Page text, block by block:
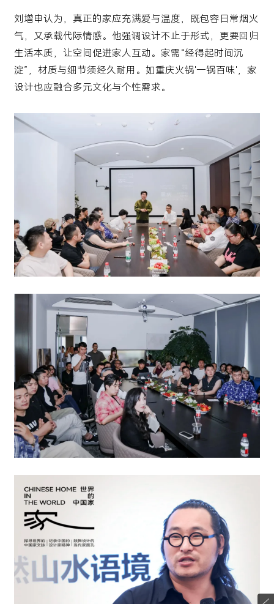
刘增申认为，真正的家应充满爱与温度，既包容日常烟火
气，又承载代际情感。他强调设计不止于形式，更要回归
生活本质，让空间促进家人互动。家需“经得起时间沉
淀”，材质与细节须经久耐用。如重庆火锅'一锅百味'，家
设计也应融合多元文化与个性需求。